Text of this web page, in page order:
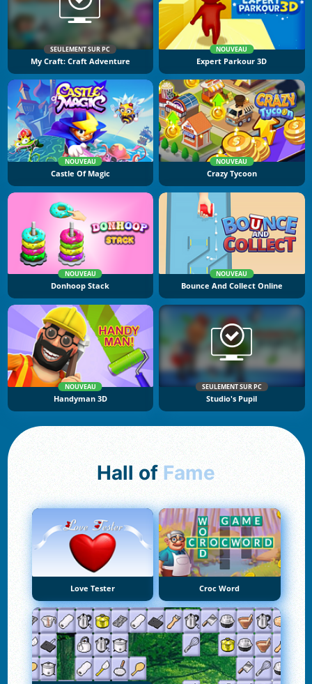
SEULEMENT SUR PC
My Craft: Craft Adventure
NOUVEAU
Expert Parkour 3D
NOUVEAU
Castle Of Magic
NOUVEAU
Crazy Tycoon
NOUVEAU
Donhoop Stack
NOUVEAU
Bounce And Collect Online
NOUVEAU
Handyman 3D
SEULEMENT SUR PC
Studio's Pupil
Hall of Fame
Love Tester Croc Word